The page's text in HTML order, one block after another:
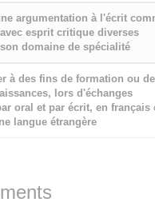
argumentation à l'écrit
esprit critique diverses
domaine de spécialité
à des fins de formation ou de
lors d'échanges
oral et par écrit, en français
langue étrangère